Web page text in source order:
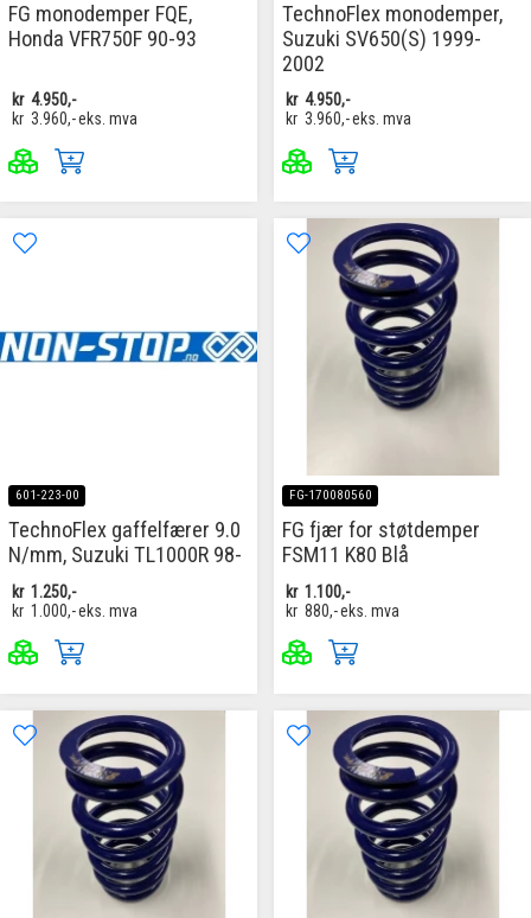
FG monodemper FQE,
Honda VFR750F 90-93
kr 4.950,-
kr 3.960,-eks. mva
TechnoFlex monodemper,
Suzuki SV650(S) 1999-
2002
kr 4.950,-
kr 3.960,-eks. mva
601-223-00
TechnoFlex gaffelfærer 9.0
N/mm, Suzuki TL1000R 98-
kr 1.250,-
kr 1.000,-eks. mva
FG-170080560
FG fjær for støtdemper
FSM11 K80 Blå
kr 1.100,-
kr 880,-eks. mva